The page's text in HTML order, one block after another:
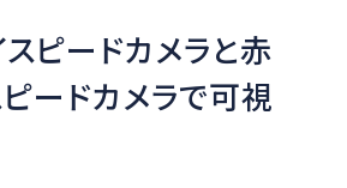
ピードカメラと赤
ードカメラで可視